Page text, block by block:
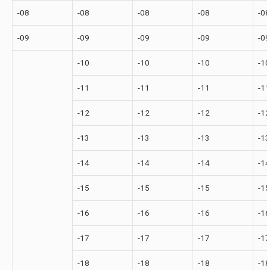
-08 -08 -08 -08 -
-09 -09 -09 -09 -
-10 -10 -10 -
-11 -11 -11 -
-12 -12 -12 -
-13 -13 -13 -
-14 -14 -14 -
-15 -15 -15 -
-16 -16 -16 -
-17 -17 -17 -
-18 -18 -18 -